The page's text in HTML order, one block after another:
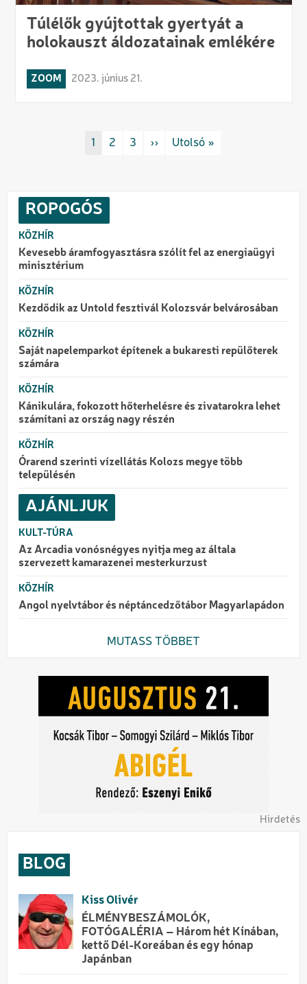
Túlélők gyújtottak gyertyát a
holokauszt áldozatainak emlékére
ZOOM 2023. június 21.
OldalszámozásRovat/cimke
1 Rovat/cimke
2 Rovat/cimke
3 Következő oldal
›› Utolsó oldal
Utolsó »
ROPOGÓS
KÖZHÍR
Kevesebb áramfogyasztásra szólít fel az energiaügyi
minisztérium
KÖZHÍR
Kezdődik az Untold fesztivál Kolozsvár belvárosában
KÖZHÍR
Saját napelemparkot építenek a bukaresti repülőterek
számára
KÖZHÍR
Kánikulára, fokozott hőterhelésre és zivatarokra lehet
számítani az ország nagy részén
KÖZHÍR
Órarend szerinti vízellátás Kolozs megye több
településén
AJÁNLJUK
KULT-TÚRA
Az Arcadia vonósnégyes nyitja meg az általa
szervezett kamarazenei mesterkurzust
KÖZHÍR
Angol nyelvtábor és néptáncedzőtábor Magyarlapádon
MUTASS TÖBBET
Hirdetés
BLOG
Kiss Olivér
ÉLMÉNYBESZÁMOLÓK,
FOTÓGALÉRIA – Három hét Kínában,
kettő Dél-Koreában és egy hónap
Japánban